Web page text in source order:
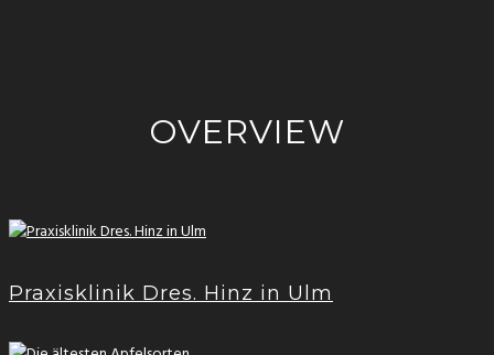
OVERVIEW
Praxisklinik Dres. Hinz in Ulm